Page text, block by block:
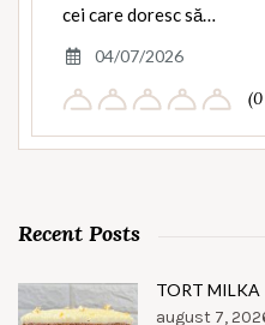
cei care doresc să…
04/07/2026
Recent Posts
TORT MILKA
august 7,